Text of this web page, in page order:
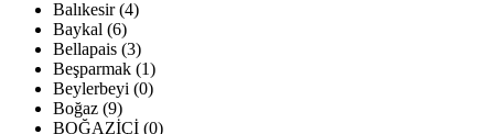
Balıkesir (4)
Baykal (6)
Bellapais (3)
Beşparmak (1)
Beylerbeyi (0)
Boğaz (9)
BOĞAZİÇİ (0)